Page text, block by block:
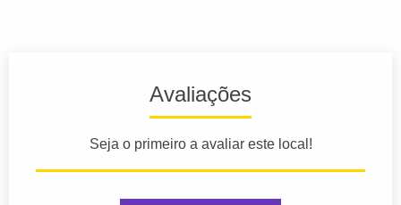
Avaliações
Seja o primeiro a avaliar este local!